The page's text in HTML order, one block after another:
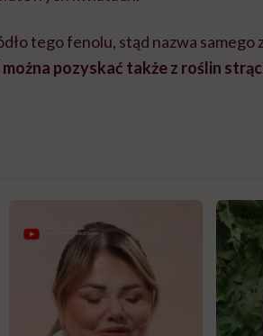
tego fenolu, stąd nazwa samego
pozyskać także z roślin